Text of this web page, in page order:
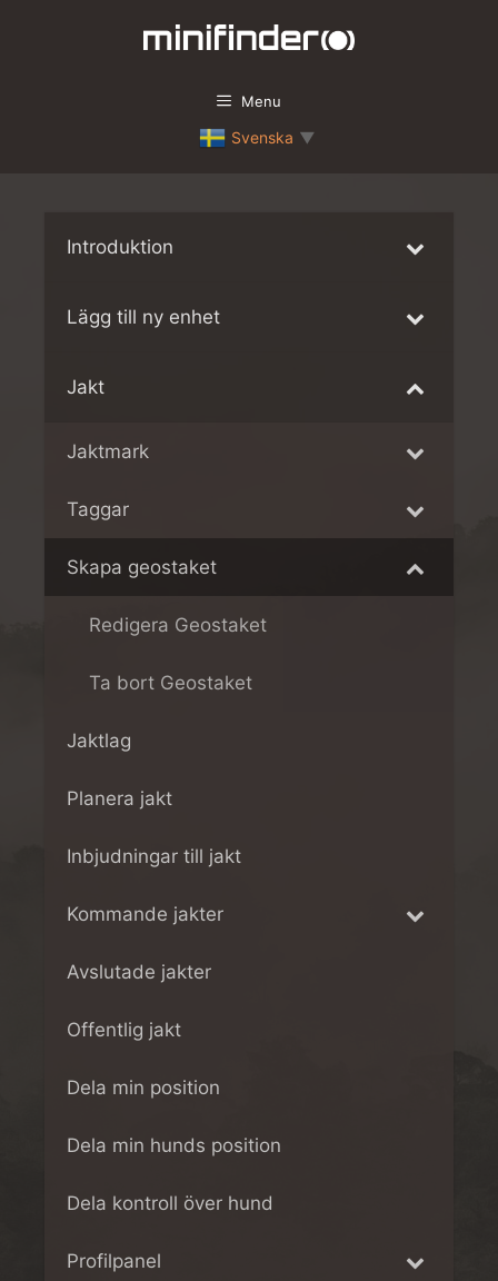
Menu
Svenska ▼
Introduktion
Lägg till ny enhet
Jakt
Jaktmark
Taggar
Skapa geostaket
Redigera Geostaket
Ta bort Geostaket
Jaktlag
Planera jakt
Inbjudningar till jakt
Kommande jakter
Avslutade jakter
Offentlig jakt
Dela min position
Dela min hunds position
Dela kontroll över hund
Profilpanel